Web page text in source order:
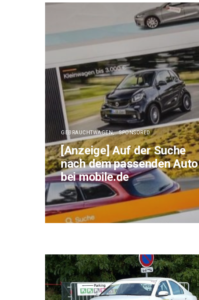
GEBRAUCHTWAGEN SPONSORED
[Anzeige] Auf der Suche
nach dem passenden Auto
bei mobile.de